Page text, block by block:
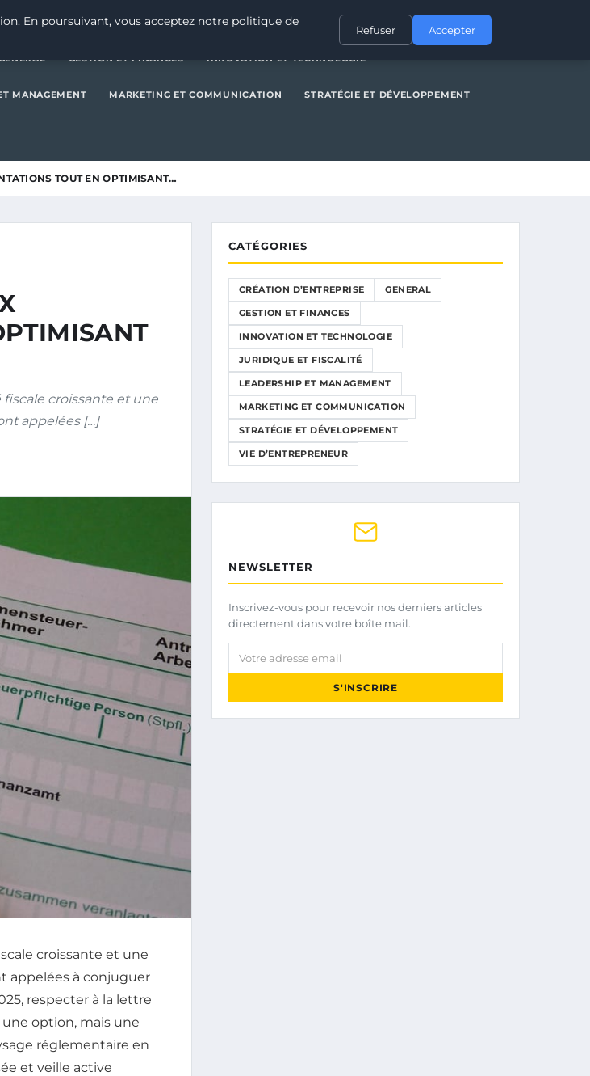
GENERAL GESTION ET FINANCESINNOVATION ET TECHNOLOGIE
GENERAL GESTION ET FINANCES INNOVATION ET TECHNOLOGIE
MANAGEMENT MARKETING ET COMMUNICATION STRATÉGIE ET DÉVELOPPEMENT
TOUT EN OPTIMISANT…
croissante et une
appelées […]
croissante et une
appelées à conjuguer
respecter à la lettre
option, mais une
réglementaire en
et veille active
CATÉGORIES
CRÉATION D’ENTREPRISE GENERAL
GESTION ET FINANCES
INNOVATION ET TECHNOLOGIE
JURIDIQUE ET FISCALITÉ
LEADERSHIP ET MANAGEMENT
MARKETING ET COMMUNICATION
STRATÉGIE ET DÉVELOPPEMENT
VIE D’ENTREPRENEUR
NEWSLETTER
Inscrivez-vous pour recevoir nos derniers articles
directement dans votre boîte mail.
Votre adresse email
S'INSCRIRE
En poursuivant, vous acceptez notre politique de
Refuser Accepter